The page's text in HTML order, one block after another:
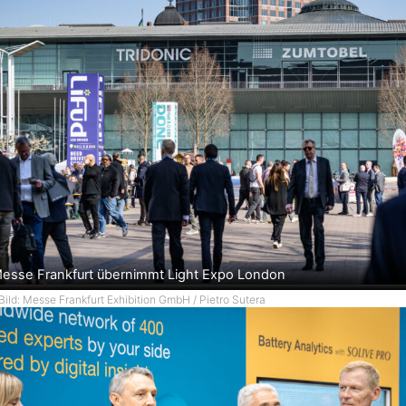
Frankfurt übernimmt Light Expo London
Messe Frankfurt Exhibition GmbH / Pietro Sutera